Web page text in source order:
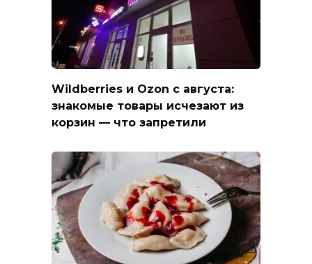
Wildberries и Ozon с августа:
знакомые товары исчезают из
корзин — что запретили